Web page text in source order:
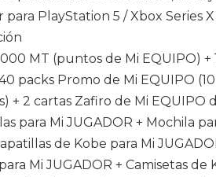
PlayStation 5 / Xbox Series
MT (puntos de Mi EQUIPO) +
packs Promo de Mi EQUIPO
+ 2 cartas Zafiro de Mi EQUIPO
para Mi JUGADOR + Mochila
de Kobe para Mi
Mi JUGADOR + Camisetas